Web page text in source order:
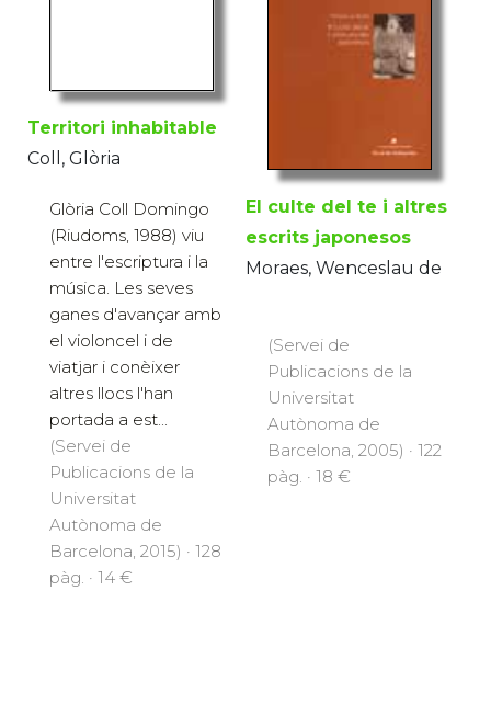
Territori inhabitable
Coll, Glòria
Glòria Coll Domingo
(Riudoms, 1988) viu
entre l'escriptura i la
música. Les seves
ganes d'avançar amb
el violoncel i de
viatjar i conèixer
altres llocs l'han
portada a est...
(Servei de
Publicacions de la
Universitat
Autònoma de
Barcelona, 2015) · 128
pàg. · 14 €
El culte del te i altres
escrits japonesos
Moraes, Wenceslau de
(Servei de
Publicacions de la
Universitat
Autònoma de
Barcelona, 2005) · 122
pàg. · 18 €